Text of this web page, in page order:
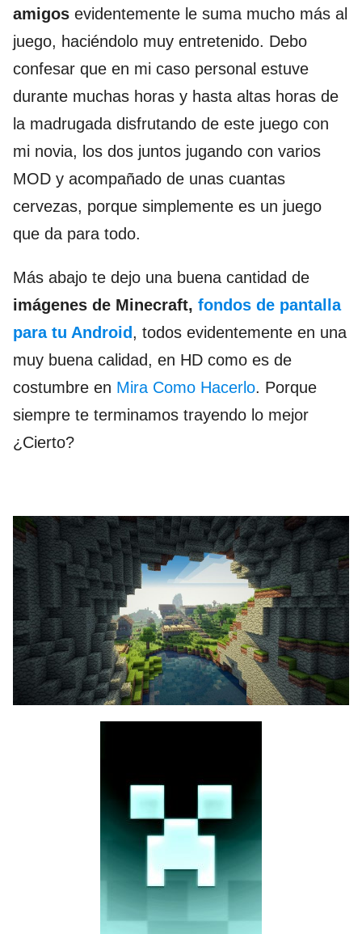
amigos evidentemente le suma mucho más al
juego, haciéndolo muy entretenido. Debo
confesar que en mi caso personal estuve
durante muchas horas y hasta altas horas de
la madrugada disfrutando de este juego con
mi novia, los dos juntos jugando con varios
MOD y acompañado de unas cuantas
cervezas, porque simplemente es un juego
que da para todo.
Más abajo te dejo una buena cantidad de
imágenes de Minecraft, fondos de pantalla
para tu Android, todos evidentemente en una
muy buena calidad, en HD como es de
costumbre en Mira Como Hacerlo. Porque
siempre te terminamos trayendo lo mejor
¿Cierto?